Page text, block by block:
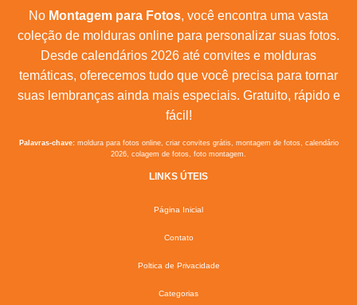
No Montagem para Fotos, você encontra uma vasta
coleção de molduras online para personalizar suas fotos.
Desde calendários 2026 até convites e molduras
temáticas, oferecemos tudo que você precisa para tornar
suas lembranças ainda mais especiais. Gratuito, rápido e
fácil!
Palavras-chave:moldura para fotos online, criar convites grátis, montagem de fotos, calendário
2026, colagem de fotos, foto montagem.
LINKS ÚTEIS
Página Inicial
Contato
Poltica de Privacidade
Categorias